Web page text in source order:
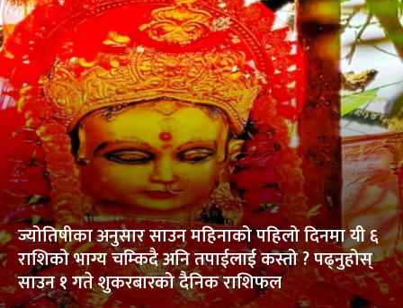
ज्योतिषीका अनुसार साउन महिनाको पहिलो दिनमा यी ६
राशिको भाग्य चम्किदै अनि तपाईलाई कस्तो ? पढ्नुहोस्
साउन १ गते शुकरबारको दैनिक राशिफल